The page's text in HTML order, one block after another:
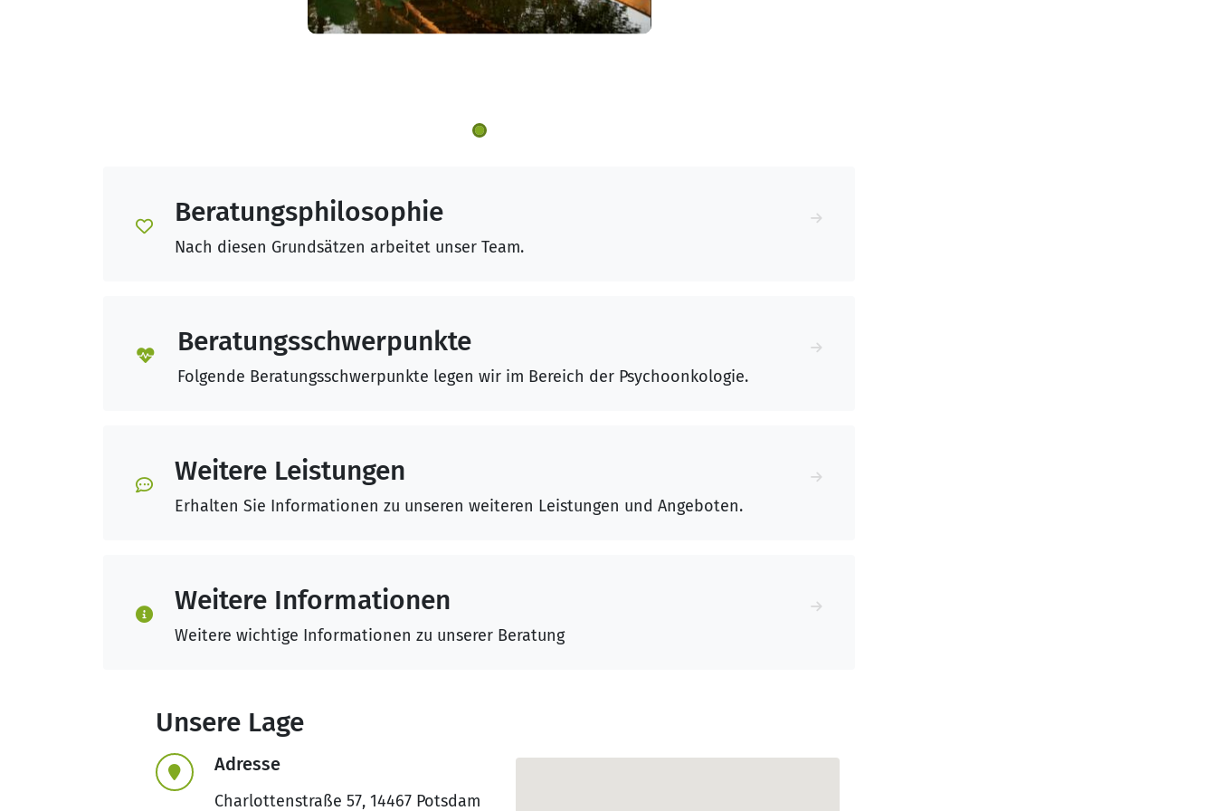
Beratungsphilosophie
Nach diesen Grundsätzen arbeitet unser Team.
Beratungsschwerpunkte
Folgende Beratungsschwerpunkte legen wir im Bereich der Psychoonkologie.
Weitere Leistungen
Erhalten Sie Informationen zu unseren weiteren Leistungen und Angeboten.
Weitere Informationen
Weitere wichtige Informationen zu unserer Beratung
Unsere Lage
Adresse
Charlottenstraße 57, 14467 Potsdam